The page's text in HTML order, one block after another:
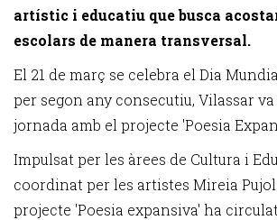
artístic i educatiu que busca
escolars de manera transversal.
El 21 de març se celebra el Dia
per segon any consecutiu, Vilassar
jornada amb el projecte 'Poesia
Impulsat per les àrees de Cultura i
coordinat per les artistes Mireia Pujol
projecte 'Poesia expansiva' ha